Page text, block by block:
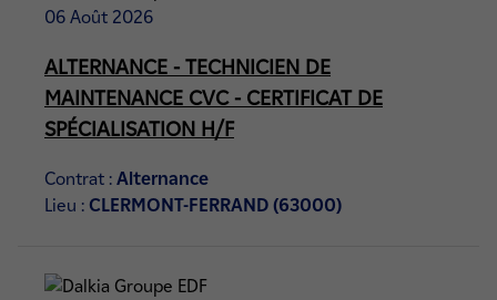
06 Août 2026
ALTERNANCE - TECHNICIEN DE
MAINTENANCE CVC - CERTIFICAT DE
SPÉCIALISATION H/F
Contrat : Alternance
Lieu : CLERMONT-FERRAND (63000)